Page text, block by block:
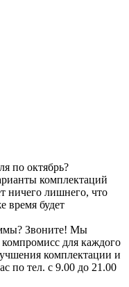
по октябрь?
комплектаций
ничего лишнего, что
время будет
Звоните! Мы
для каждого
комплектации и
по тел. с 9.00 до 21.00